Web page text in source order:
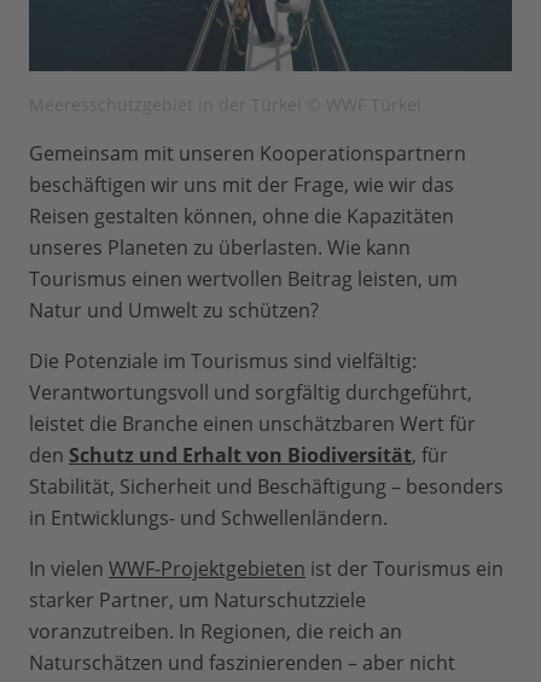
Gemeinsam mit unseren Kooperationspartnern
beschäftigen wir uns mit der Frage, wie wir das
Reisen gestalten können, ohne die Kapazitäten
unseres Planeten zu überlasten. Wie kann
Tourismus einen wertvollen Beitrag leisten, um
Natur und Umwelt zu schützen?
Die Potenziale im Tourismus sind vielfältig:
Verantwortungsvoll und sorgfältig durchgeführt,
leistet die Branche einen unschätzbaren Wert für
den Schutz und Erhalt von Biodiversität, für
Stabilität, Sicherheit und Beschäftigung – besonders
in Entwicklungs- und Schwellenländern.
In vielen WWF-Projektgebieten ist der Tourismus ein
starker Partner, um Naturschutzziele
voranzutreiben. In Regionen, die reich an
Naturschätzen und faszinierenden – aber nicht